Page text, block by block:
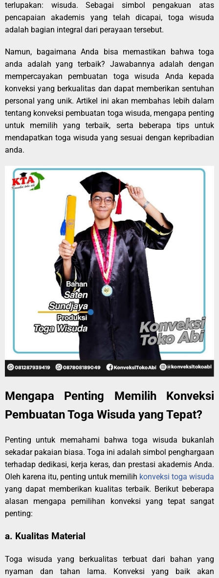
terlupakan: wisuda. Sebagai simbol pengakuan atas
pencapaian akademis yang telah dicapai, toga wisuda
adalah bagian integral dari perayaan tersebut.
Namun, bagaimana Anda bisa memastikan bahwa toga
anda adalah yang terbaik? Jawabannya adalah dengan
mempercayakan pembuatan toga wisuda Anda kepada
konveksi yang berkualitas dan dapat memberikan sentuhan
personal yang unik. Artikel ini akan membahas lebih dalam
tentang konveksi pembuatan toga wisuda, mengapa penting
untuk memilih yang terbaik, serta beberapa tips untuk
mendapatkan toga wisuda yang sesuai dengan kepribadian
anda.
Mengapa Penting Memilih Konveksi
Pembuatan Toga Wisuda yang Tepat?
Penting untuk memahami bahwa toga wisuda bukanlah
sekadar pakaian biasa. Toga ini adalah simbol penghargaan
terhadap dedikasi, kerja keras, dan prestasi akademis Anda.
Oleh karena itu, penting untuk memilih konveksi toga wisuda
yang dapat memberikan kualitas terbaik. Berikut beberapa
alasan mengapa pemilihan konveksi yang tepat sangat
penting:
a. Kualitas Material
Toga wisuda yang berkualitas terbuat dari bahan yang
nyaman dan tahan lama. Konveksi yang baik akan